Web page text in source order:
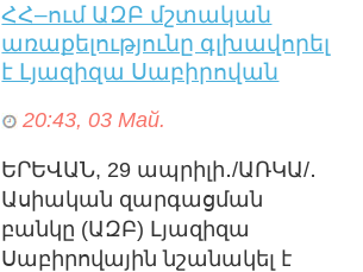
ՀՀ–ում ԱԶԲ մշտական
առաքելությունը գլխավորել
է Լյազիզա Սաբիրովան
20:43, 03 Май.
ԵՐԵՎԱՆ, 29 ապրիլի․/ԱՌԿԱ/․
Ասիական զարգացման
բանկը (ԱԶԲ) Լյազիզա
Սաբիրովային նշանակել է